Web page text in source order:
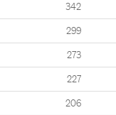
342
299
273
227
206